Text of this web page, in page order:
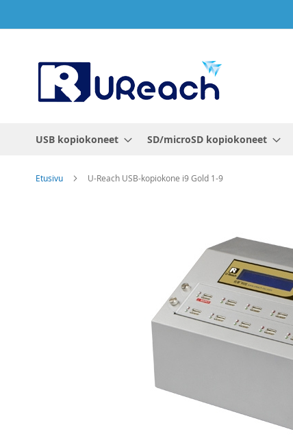
to
USB kopiokoneet SD/microSD kopiokoneet
Etusivu U-Reach USB-kopiokone i9 Gold 1-9